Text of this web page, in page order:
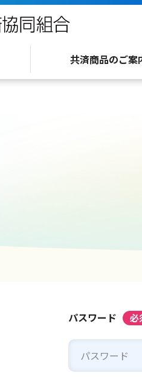
共済商品のご案
パスワード 必